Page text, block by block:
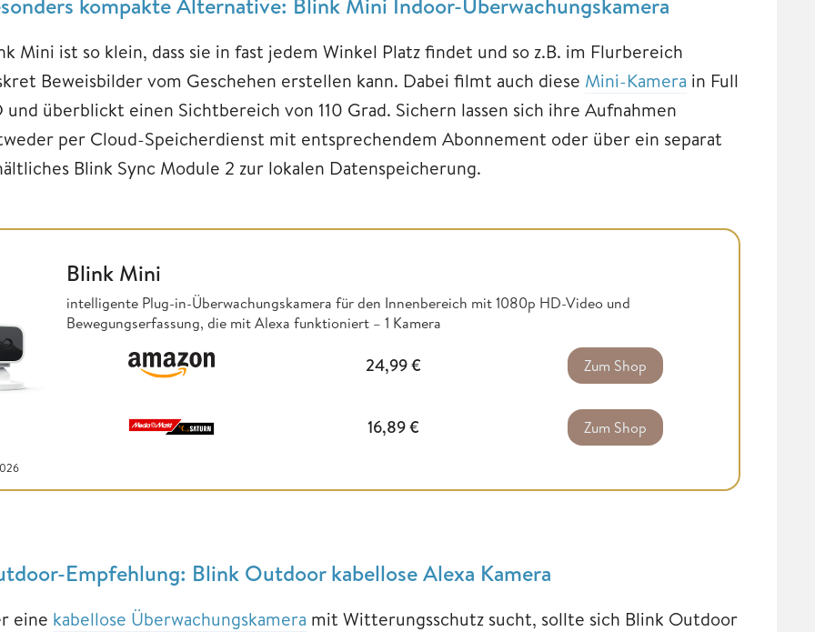
Mini ist so klein, dass sie in fast jedem Winkel Platz findet und so z.B. im Flurbereich
Beweisbilder vom Geschehen erstellen kann. Dabei filmt auch diese Mini-Kamera in Full
und überblickt einen Sichtbereich von 110 Grad. Sichern lassen sich ihre Aufnahmen
per Cloud-Speicherdienst mit entsprechendem Abonnement oder über ein separat
Blink Sync Module 2 zur lokalen Datenspeicherung.
Blink Mini
intelligente Plug-in-Überwachungskamera für den Innenbereich mit 1080p HD-Video und
Bewegungserfassung, die mit Alexa funktioniert – 1 Kamera
24,99€ Zum Shop
16,89€ Zum Shop
Empfehlung: Blink Outdoor kabellose Alexa Kamera
eine kabellose Überwachungskamera mit Witterungsschutz sucht, sollte sich Blink Outdoor